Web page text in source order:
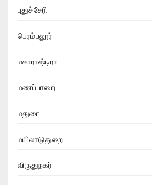
புதுச்சேரி
பெரம்பலூர்
மகாராஷ்டிரா
மணப்பாறை
மதுரை
மயிலாடுதுறை
விருதுநகர்